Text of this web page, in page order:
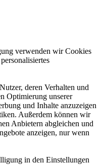
verwenden wir Cookies
deren Verhalten und
Optimierung unserer
und Inhalte anzuzeigen
Außerdem können wir
Anbietern abgleichen und
anzeigen, nur wenn
in den Einstellungen